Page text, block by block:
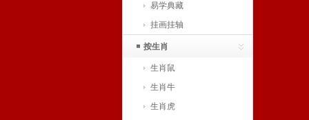
易学典藏
挂画挂轴
按生肖
生肖鼠
生肖牛
生肖虎